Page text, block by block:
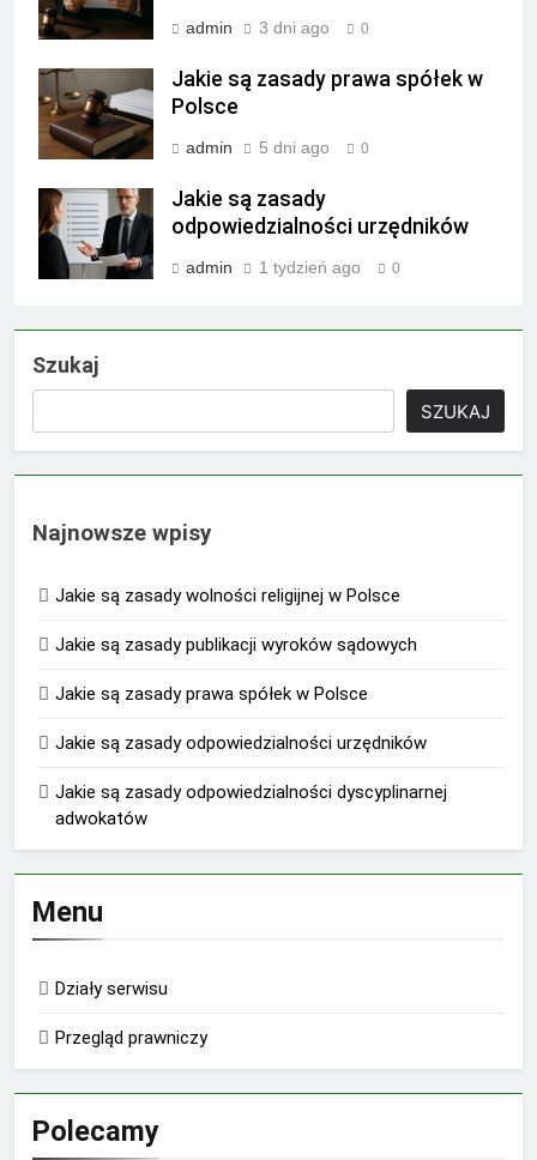
admin 3 dni ago 0
Jakie są zasady prawa spółek w
Polsce
admin 5 dni ago 0
Jakie są zasady
odpowiedzialności urzędników
admin 1 tydzień ago 0
Szukaj
SZUKAJ
Najnowsze wpisy
Jakie są zasady wolności religijnej w Polsce
Jakie są zasady publikacji wyroków sądowych
Jakie są zasady prawa spółek w Polsce
Jakie są zasady odpowiedzialności urzędników
Jakie są zasady odpowiedzialności dyscyplinarnej
adwokatów
Menu
Działy serwisu
Przegląd prawniczy
Polecamy